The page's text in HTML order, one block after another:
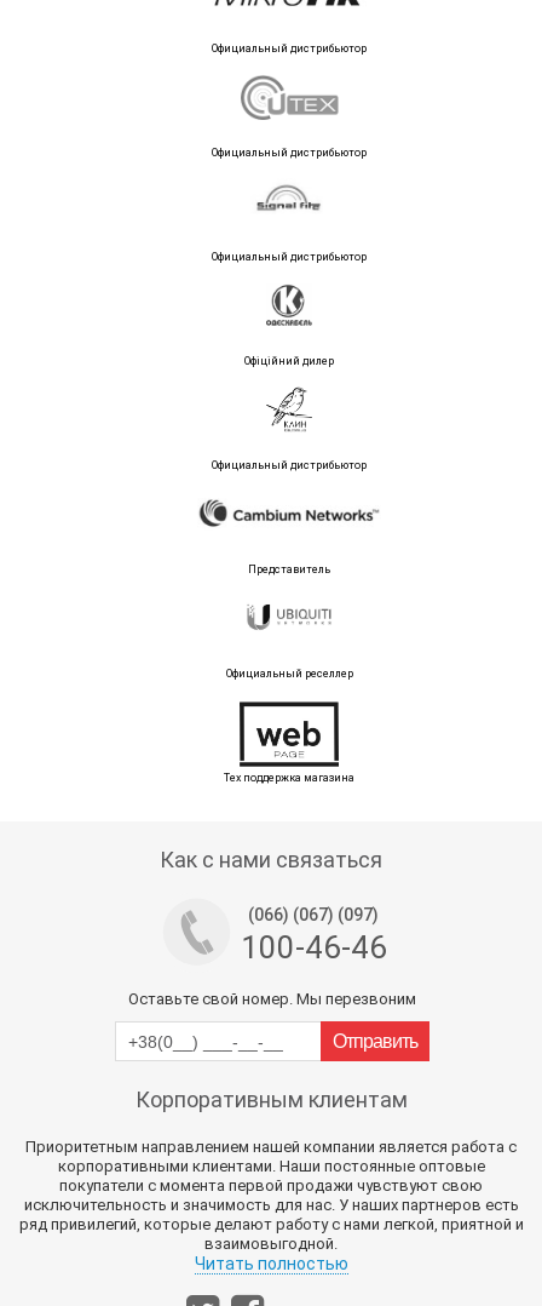
Официальный дистрибьютор
Официальный дистрибьютор
Официальный дистрибьютор
Офіційний дилер
Официальный дистрибьютор
Представитель
Официальный реселлер
Тех поддержка магазина
Как с нами связаться
(066) (067) (097)
100-46-46
Оставьте свой номер. Мы перезвоним
Корпоративным клиентам
Приоритетным направлением нашей компании является работа с
корпоративными клиентами. Наши постоянные оптовые
покупатели с момента первой продажи чувствуют свою
исключительность и значимость для нас. У наших партнеров есть
ряд привилегий, которые делают работу с нами легкой, приятной и
взаимовыгодной.
Читать полностью